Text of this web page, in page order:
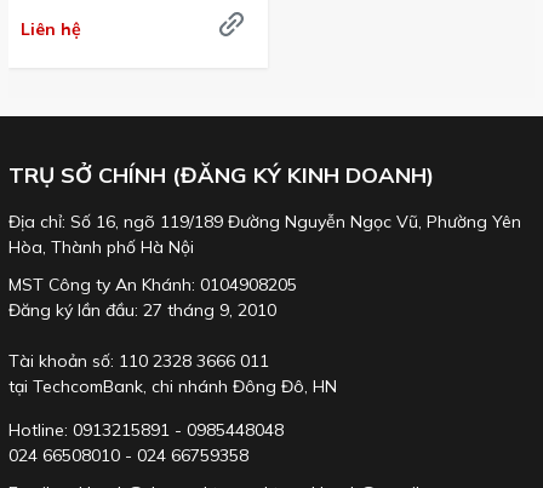
Kích thước tô vít lực Delvo, Mã số:DLV5820H
165.5mm, Dây nối dài: 2.4m, Tay cầm có đường kinh 32mm
Thông số kích thước của bộ chuyển đổi điện Delvo DLC16S-
WGB
Liên hệ
TRỤ SỞ CHÍNH (ĐĂNG KÝ KINH DOANH)
Địa chỉ: Số 16, ngõ 119/189 Đường Nguyễn Ngọc Vũ, Phường Yên
Hòa, Thành phố Hà Nội
MST Công ty An Khánh: 0104908205
Đăng ký lần đầu: 27 tháng 9, 2010
Tài khoản số: 110 2328 3666 011
tại TechcomBank, chi nhánh Đông Đô, HN
Hotline: 0913215891 - 0985448048
024 66508010 - 024 66759358